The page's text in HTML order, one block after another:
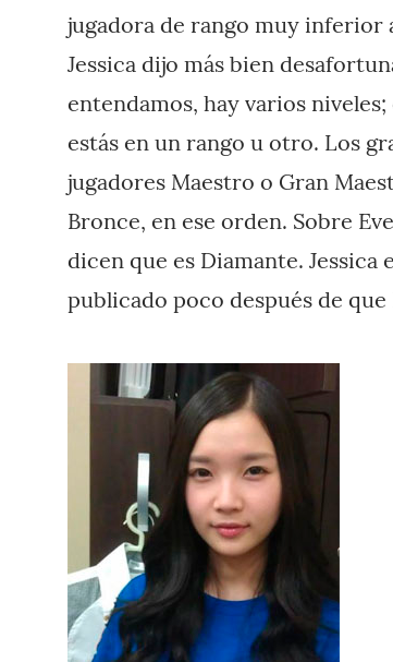
jugadora de rango muy inferior
Jessica dijo más bien
entendamos, hay varios
estás en un rango u otro. Los
jugadores Maestro o Gran
Bronce, en ese orden. Sobre
dicen que es Diamante.
publicado poco después de que